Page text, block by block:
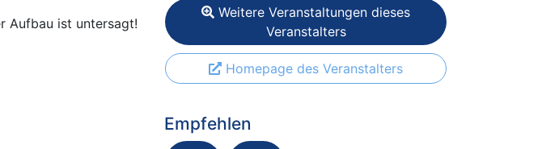
Aufbau ist untersagt!
Weitere Veranstaltungen dieses
Veranstalters
Homepage des Veranstalters
Empfehlen